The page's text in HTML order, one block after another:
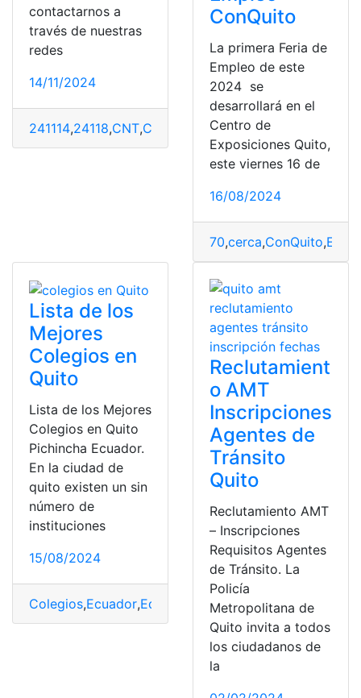
contactarnos a
través de nuestras
redes
14/11/2024
241114,24118,CNT,Consultas Ecuador,guía telefónica
ConQuito
La primera Feria de
Empleo de este
2024 se
desarrollará en el
Centro de
Exposiciones Quito,
este viernes 16 de
16/08/2024
70,cerca,ConQuito,
Lista de los
Mejores
Colegios en
Quito
Lista de los Mejores
Colegios en Quito
Pichincha Ecuador.
En la ciudad de
quito existen un sin
número de
instituciones
15/08/2024
Colegios,Ecuador,Educación EducarEcuador,exp1
Reclutamient
o AMT
Inscripciones
Agentes de
Tránsito
Quito
Reclutamiento AMT
– Inscripciones
Requisitos Agentes
de Tránsito. La
Policía
Metropolitana de
Quito invita a todos
los ciudadanos de
la